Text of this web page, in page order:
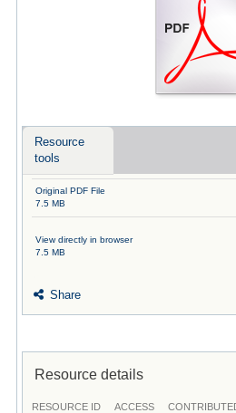
Resource
tools
Original PDF File
7.5 MB
View directly in browser
7.5 MB
Share
Resource details
RESOURCE ID ACCESS